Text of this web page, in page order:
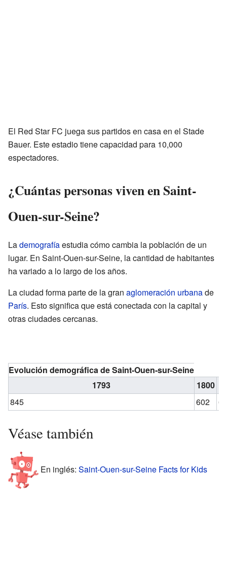
El Red Star FC juega sus partidos en casa en el Stade
Bauer. Este estadio tiene capacidad para 10,000
espectadores.
¿Cuántas personas viven en Saint-
Ouen-sur-Seine?
Lademografíaestudia cómo cambia la población de un
lugar. En Saint-Ouen-sur-Seine, la cantidad de habitantes
ha variado a lo largo de los años.
La ciudad forma parte de la gran aglomeración urbanade
París. Esto significa que está conectada con la capital y
otras ciudades cercanas.
Evolución demográfica de Saint-Ouen-sur-Seine
1793
1800
845
602
Véase también
En inglés: Saint-Ouen-sur-Seine Facts for Kids